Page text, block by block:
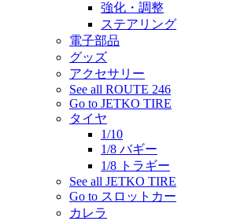
強化・調整
ステアリング
電子部品
グッズ
アクセサリー
See all ROUTE 246
Go to JETKO TIRE
タイヤ
1/10
1/8 バギー
1/8 トラギー
See all JETKO TIRE
Go to スロットカー
カレラ